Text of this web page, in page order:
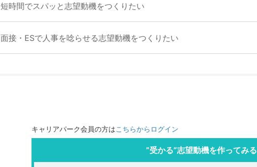
短時間でスパッと志望動機をつくりたい
面接・ESで人事を唸らせる志望動機をつくりたい
キャリアパーク会員の方はこちらからログイン
”受かる”志望動機を作ってみる